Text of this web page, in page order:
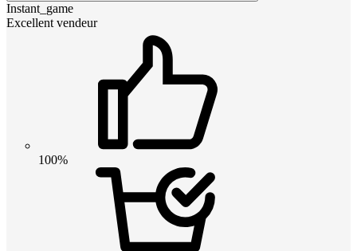
Instant_game
Excellent vendeur
100%